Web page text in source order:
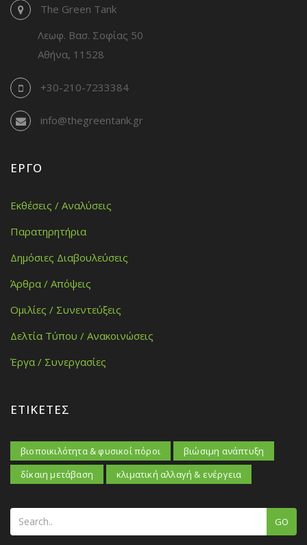
The Green Tank
Λεωφ. Βασ. Σοφίας 50
Αθήνα, 11528
+30-210-7233384
info@thegreentank.gr
ΈΡΓΟ
Εκθέσεις / Αναλύσεις
Παρατηρητήρια
Δημόσιες Διαβουλεύσεις
Άρθρα / Απόψεις
Ομιλίες / Συνεντεύξεις
Δελτία Τύπου / Ανακοινώσεις
Έργα / Συνεργασίες
ΕΤΙΚΈΤΕΣ
βιοποικιλότητα & φυσικοί πόροι
βιώσιμη ανάπτυξη
δίκαιη μετάβαση
κλιματική αλλαγή & ενέργεια
GO